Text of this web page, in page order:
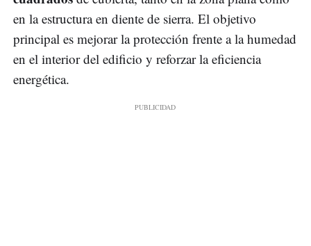
en la estructura en diente de sierra. El objetivo
principal es mejorar la protección frente a la humedad
en el interior del edificio y reforzar la eficiencia
energética.